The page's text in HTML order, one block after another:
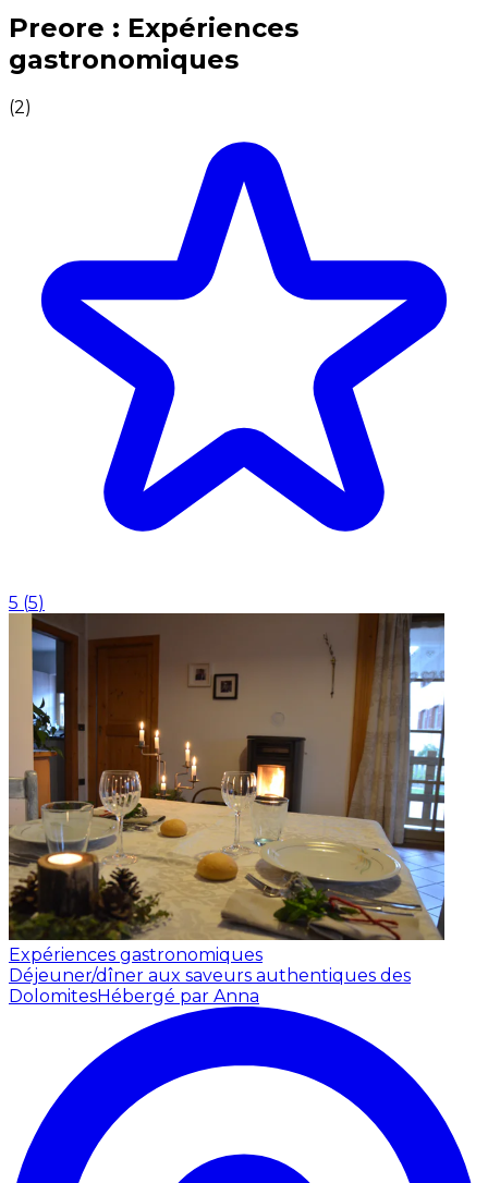
Expériences culinaires inoubliables : Expériences
Preore : Expériences
gastronomiques
(2)
5 (5)
Expériences gastronomiques
Déjeuner/dîner aux saveurs authentiques des
DolomitesHébergé par Anna